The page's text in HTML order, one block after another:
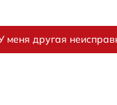
меня другая